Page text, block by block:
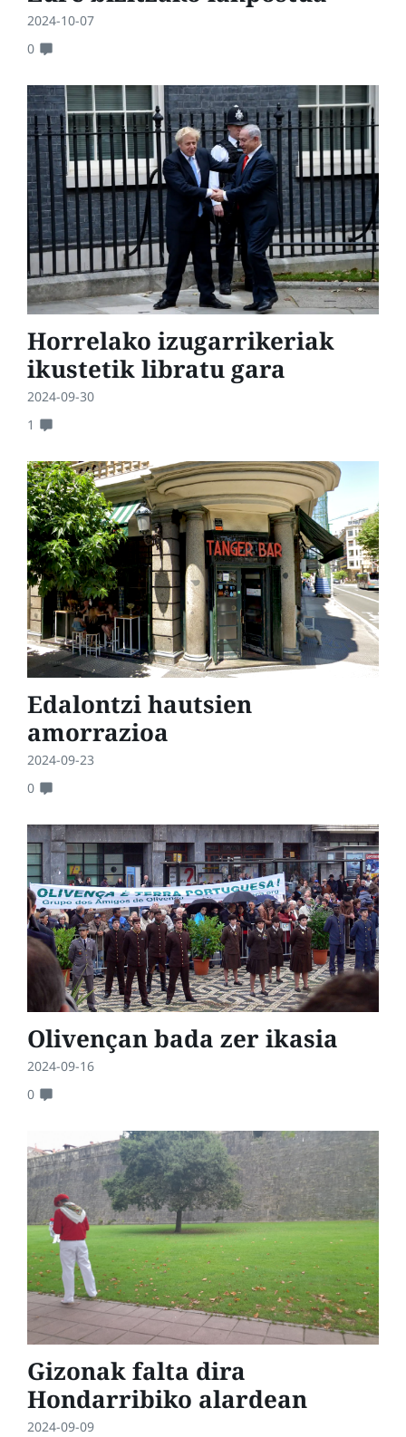
2024-10-07
0
Horrelako izugarrikeriak
ikustetik libratu gara
2024-09-30
1
Edalontzi hautsien
amorrazioa
2024-09-23
0
Olivençan bada zer ikasia
2024-09-16
0
Gizonak falta dira
Hondarribiko alardean
2024-09-09